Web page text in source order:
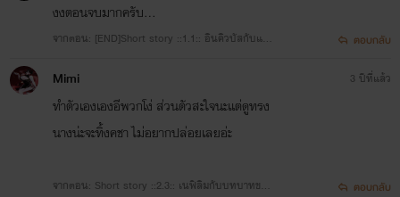
งงตอนจบมากครับ...
จากตอน: [END]Short story ::1.1:: อินคิวบัสกับแฟ
ตอบกลับ
Mimi
ทำตัวเองเองอีพวกโง่ ส่วนตัวสะใจนะเเต่ดูทรง
นางน่ะจะทิ้งคชา ไม่อยากปล่อยเลยอ่ะ
จากตอน: Short story ::2.3:: เนฟิลิมกับบทบาทของ
3 ปีที่แล้ว
ตอบกลับ